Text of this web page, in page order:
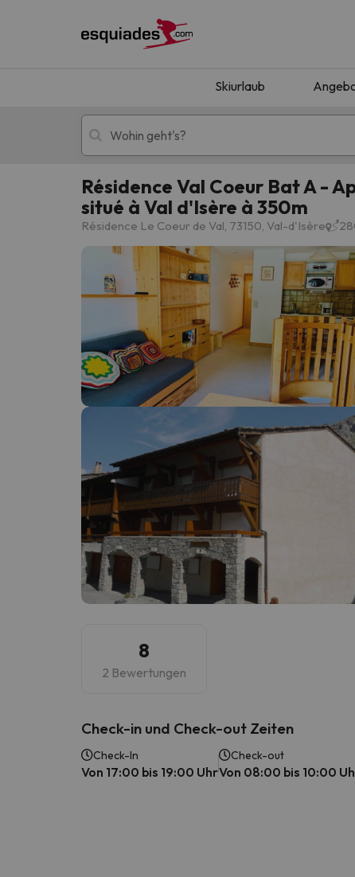
Skiurlaub
Skiurlaub Berghotels
Oops, wir haben keine Ergebnisse
Es sieht so aus, als hätte sich unser Sucher
Résidence Val Coeur Bat A -
situé à Val d'Isère à 350m
Résidence Le Coeur de Val, 73150, Val-d'Isère
8
2 Bewertungen
Check-in und Check-out Zeiten
Check-In
Von 17:00 bis 19:00 Uhr
Check-out
Von 08:00 bis 10:00